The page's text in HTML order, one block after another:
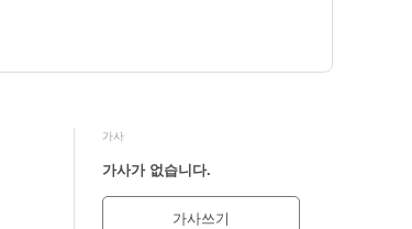
가사
가사가 없습니다.
가사쓰기